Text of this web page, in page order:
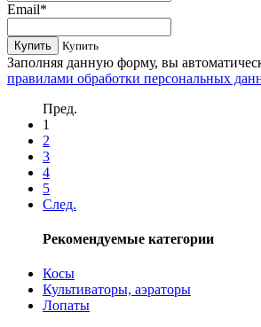
Email*
Купить Купить
Заполняя данную форму, вы
правилами обработки персональных
Пред.
1
2
3
4
5
След.
Рекомендуемые категории
Косы
Культиваторы, аэраторы
Лопаты